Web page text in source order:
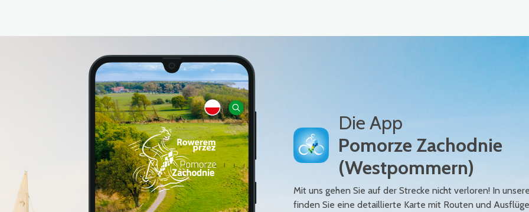
Die App
Pomorze Zachodnie
(Westpommern)
Mit uns gehen Sie auf der Strecke nicht verloren! In
finden Sie eine detaillierte Karte mit Routen und